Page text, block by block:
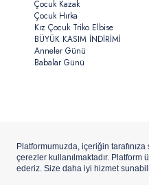
Çocuk Kazak
Çocuk Hırka
Kız Çocuk Triko Elbise
BÜYÜK KASIM İNDİRİMİ
Anneler Günü
Babalar Günü
Copyright ©U.S.Polo Assn.